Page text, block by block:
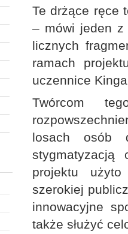
Te drżące ręce
– mówi jeden z
licznych
ramach
uczennice
Twórcom
losach osób
stygmatyzacją
projektu
szerokiej
innowacyjne
także służyć